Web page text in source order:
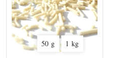
50 g 1 kg